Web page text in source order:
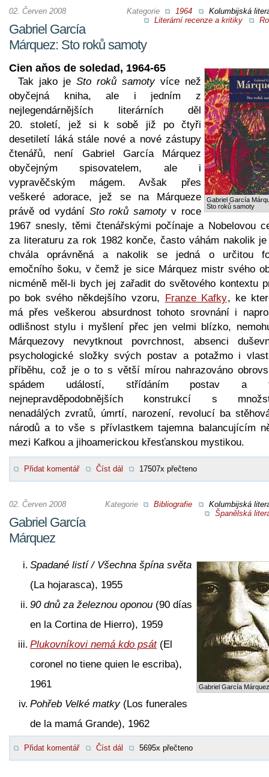
Kategorie 1964
Kolumbijská
Literární recenze a kritiky
02. Červen 2008
Gabriel García
Márquez: Sto roků samoty
Gabriel García
Sto roků samoty
Cien aňos de soledad, 1964-65
Tak jako je Sto roků samotyvíce než
obyčejná kniha, ale i jedním z
nejlegendárnějších literárních děl
20. století, jež si k sobě již po čtyři
desetiletí láká stále nové a nové zástupy
čtenářů, není Gabriel García Márquez
obyčejným spisovatelem, ale i
vypravěčským mágem. Avšak přes
veškeré adorace, jež se na Márqueze
právě od vydání Sto roků samotyv roce
1967 snesly, těmi čtenářskými počínaje a Nobelovou
za literaturu za rok 1982 konče, často váhám nakolik
chvála oprávněná a nakolik se jedná o určitou
emočního šoku, v čemž je sice Márquez mistr svého
nicméně měl-li bych jej zařadit do světového kontextu
po bok svého někdejšího vzoru, Franze Kafky, ke
má přes veškerou absurdnost tohoto srovnání i
odlišnost stylu i myšlení přec jen velmi blízko,
Márquezovy nevytknout povrchnost, absenci
psychologické složky svých postav a potažmo i
příběhu, což je o to s větší mírou nahrazováno
spádem událostí, střídáním postav a
nejnepravděpodobnějších konstrukcí s
nenadálých zvratů, úmrtí, narození, revolucí ba
národů a to vše s přívlastkem tajemna balancujícím
mezi Kafkou a jihoamerickou křesťanskou mystikou.
Přidat komentář Číst dál 17507x přečteno
Kategorie Bibliografie
Kolumbijská
Španělská
02. Červen 2008
Gabriel García
Márquez
Gabriel García Márquez
Spadané listí / Všechna špína světa
(La hojarasca), 1955
90 dnů za železnou oponou (90 días
en la Cortina de Hierro), 1959
Plukovníkovi nemá kdo psát(El
coronel no tiene quien le escriba),
1961
Pohřeb Velké matky(Los funerales
de la mamá Grande), 1962
Přidat komentář Číst dál 5695x přečteno